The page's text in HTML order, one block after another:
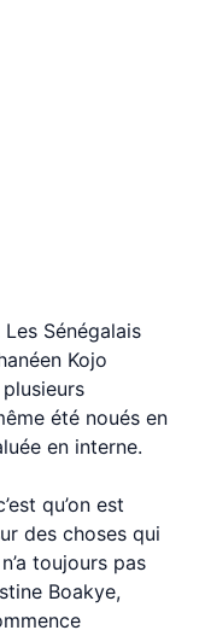
Sénégalais
Kojo
été noués en
en interne.
qu’on est
des choses qui
toujours pas
Boakye,